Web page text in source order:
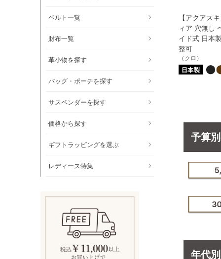
ベルト一覧
財布一覧
革小物を探す
バッグ・ポーチを探す
サスペンダーを探す
価格から探す
ギフトラッピングを選ぶ
レディース特集
【アクアス
ィア 穴無し
イド式 日本
整可
（クロ）
予算
年代